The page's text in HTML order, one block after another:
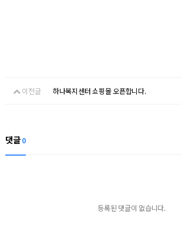
이전글 하나복지센터 쇼핑몰 오픈합니다.
댓글0
등록된 댓글이 없습니다.